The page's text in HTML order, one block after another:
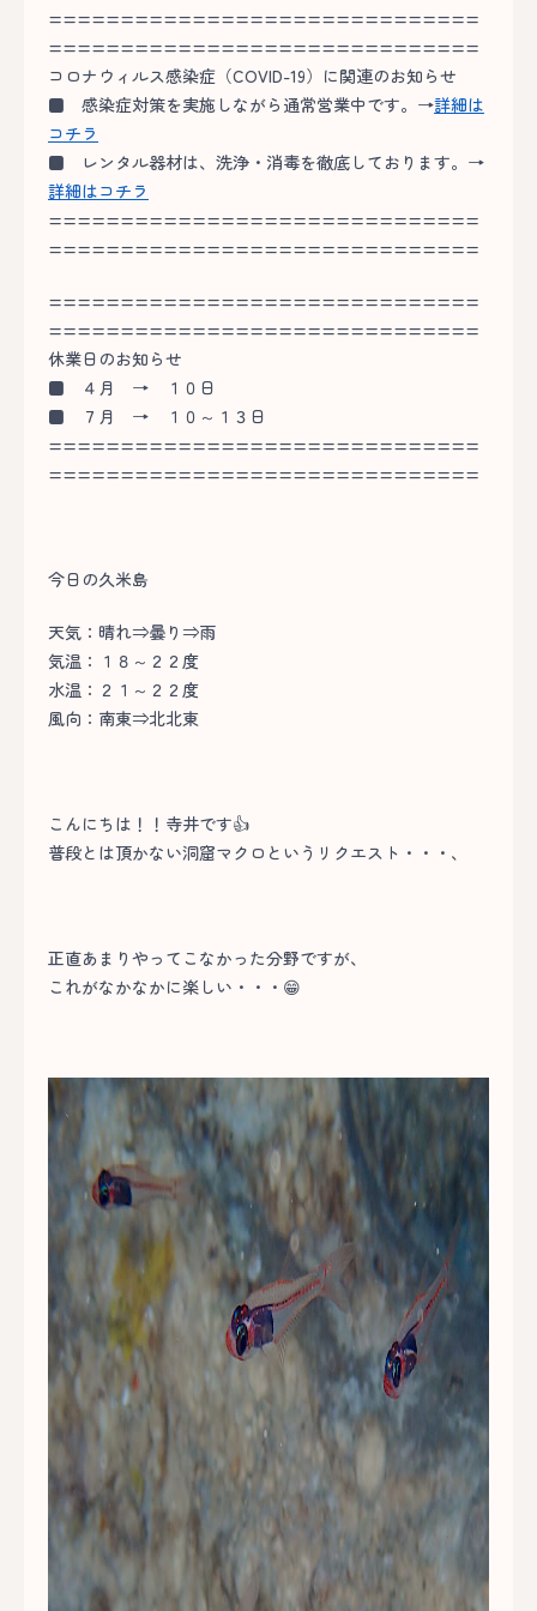
==============================
==============================
コロナウィルス感染症（COVID-19）に関連のお知らせ
■ 感染症対策を実施しながら通常営業中です。→詳細は
コチラ
■ レンタル器材は、洗浄・消毒を徹底しております。→
詳細はコチラ
==============================
==============================
==============================
==============================
休業日のお知らせ
■ ４月 → １０日
■ ７月 → １０～１３日
==============================
==============================
今日の久米島
天気：晴れ⇒曇り⇒雨
気温：１８～２２度
水温：２１～２２度
風向：南東⇒北北東
こんにちは！！寺井です👍
普段とは頂かない洞窟マクロというリクエスト・・・、
正直あまりやってこなかった分野ですが、
これがなかなかに楽しい・・・😁